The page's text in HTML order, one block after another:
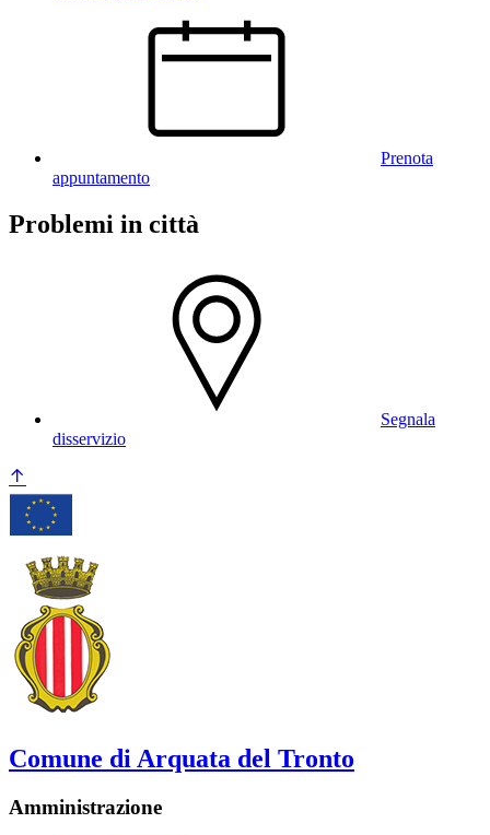
Prenota
appuntamento
Problemi in città
Segnala
disservizio
Comune di Arquata del Tronto
Amministrazione